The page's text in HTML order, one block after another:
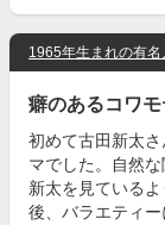
1965年生まれの有
癖のあるコワ
初めて古田新太
マでした。自然
新太を見ている
後、バラエティ